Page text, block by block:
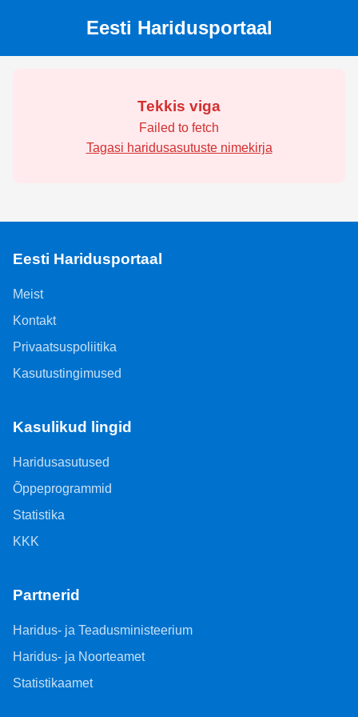
Eesti Haridusportaal
Tekkis viga
Failed to fetch
Tagasi haridusasutuste nimekirja
Eesti Haridusportaal
Meist
Kontakt
Privaatsuspoliitika
Kasutustingimused
Kasulikud lingid
Haridusasutused
Õppeprogrammid
Statistika
KKK
Partnerid
Haridus- ja Teadusministeerium
Haridus- ja Noorteamet
Statistikaamet